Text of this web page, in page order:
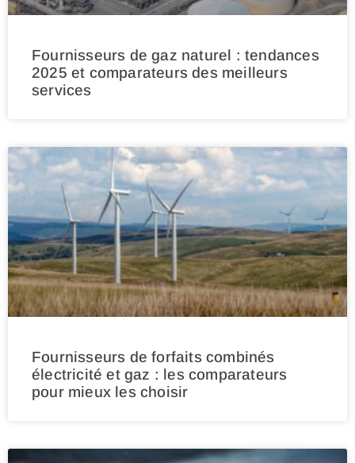
Fournisseurs de gaz naturel : tendances
2025 et comparateurs des meilleurs
services
Fournisseurs de forfaits combinés
électricité et gaz : les comparateurs
pour mieux les choisir